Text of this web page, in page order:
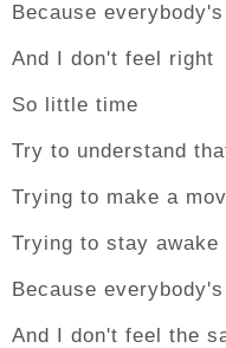
Because
And I don't feel right
So little time
Try to understand
Trying to make a
Trying to stay awake
Because
And I don't feel the